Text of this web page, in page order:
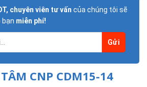
chuyên viên tư vấn của chúng tôi sẽ
bạn miễn phí!
CNP CDM15-14